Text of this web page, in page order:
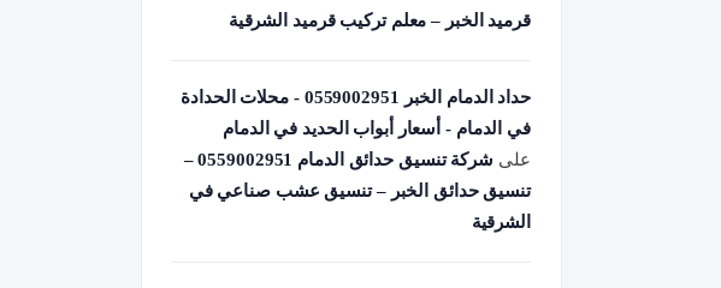
قرميد الخبر – معلم تركيب قرميد الشرقية
حداد الدمام الخبر 0559002951 - محلات الحدادة
في الدمام - أسعار أبواب الحديد في الدمام
على
شركة تنسيق حدائق الدمام 0559002951 –
تنسيق حدائق الخبر – تنسيق عشب صناعي في
الشرقية